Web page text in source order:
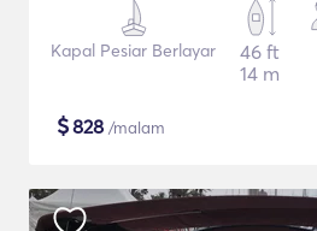
Kapal Pesiar Berlayar
46 ft
14 m
$828 /malam